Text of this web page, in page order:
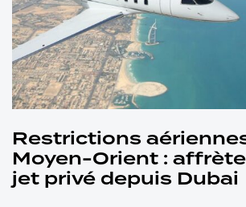
Restrictions
Moyen-Orient :
jet privé depuis Dubai